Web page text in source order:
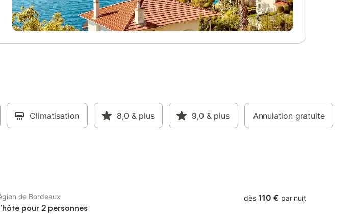
Climatisation 8,0 & plus 9,0 & plus Annulation gratuite
de Bordeaux
pour 2 personnes
dès 110 € par nuit